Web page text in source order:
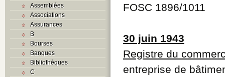
Assemblées
Associations
Assurances
B
Bourses
Banques
Bibliothèques
C
FOSC 1896/1011
30 juin 1943
Registre du
entreprise de